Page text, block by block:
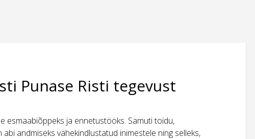
Punase Risti tegevust
esmaabiõppeks ja ennetustööks. Samuti toidu,
abi andmiseks vähekindlustatud inimestele ning selleks,